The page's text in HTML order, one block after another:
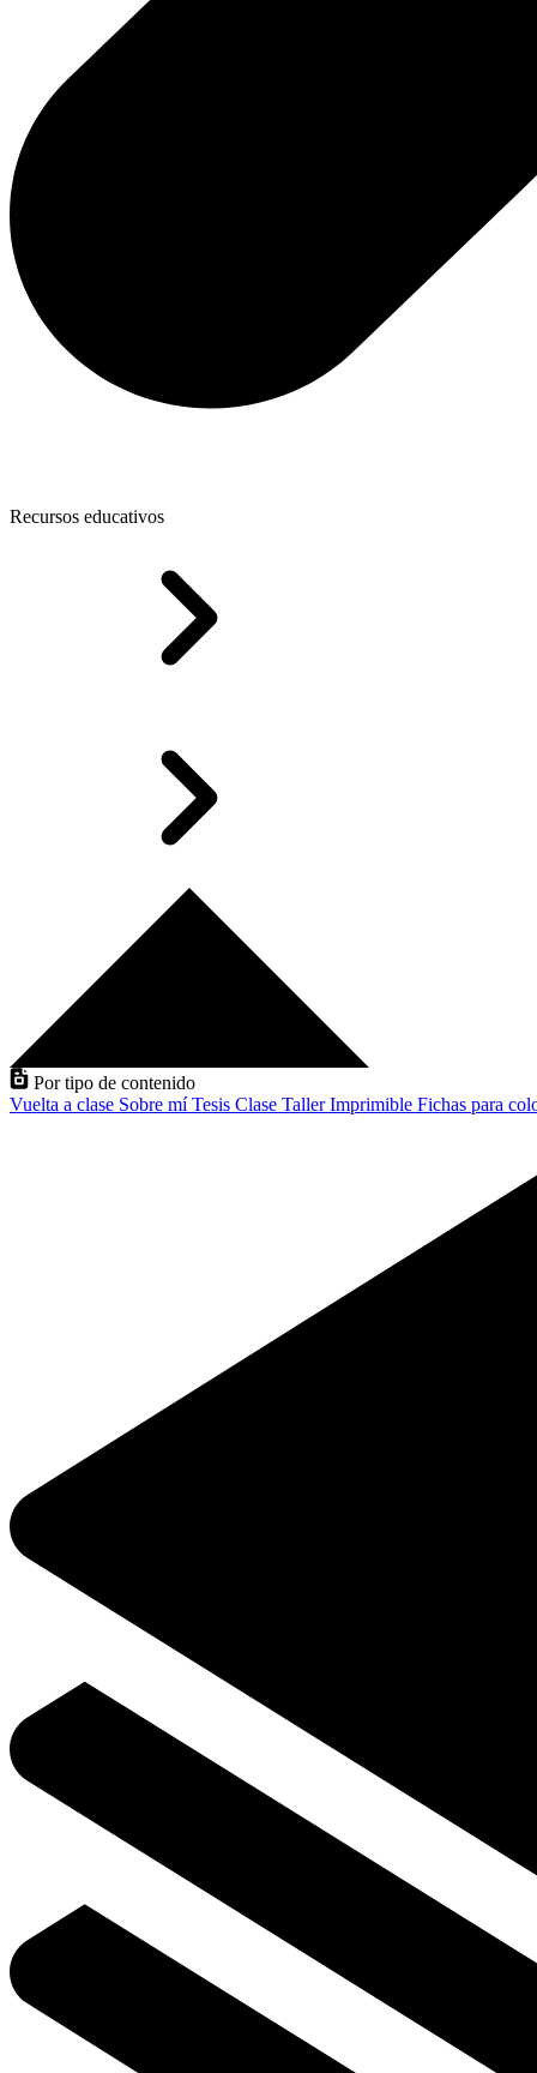
Recursos educativos
Por tipo de contenido
Vuelta a clase Sobre míTesis Clase TallerImprimible Fichas para